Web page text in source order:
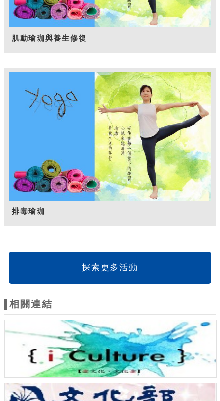
肌動瑜珈與養生修復
排毒瑜珈
探索更多活動
相關連結